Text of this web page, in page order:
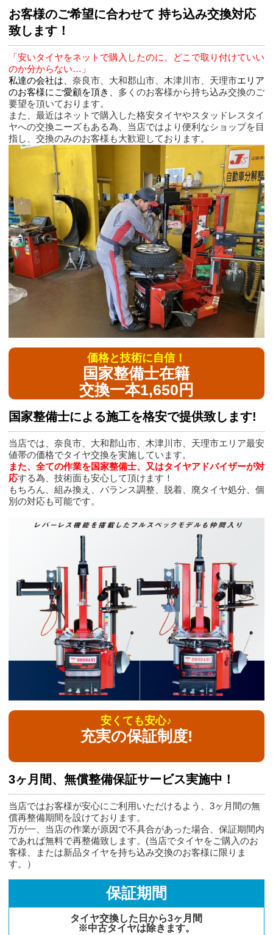
お客様のご希望に合わせて 持ち込み交換対応
致します！
「安いタイヤをネットで購入したのに、どこで取り付けていい
のか分からない…」
私達の会社は、 奈良市、大和郡山市、木津川市、天理市エリア
のお客様にご愛顧を頂き、 多くのお客様から持ち込み交換のご
要望を頂いております。
また、最近はネットで購入した格安タイヤやスタッドレスタイ
ヤへの交換ニーズもある為、当店ではより便利なショップを目
指し、交換のみのお客様も大歓迎しております。
価格と技術に自信！
国家整備士在籍
交換一本1,650円
国家整備士による施工を格安で提供致します!
当店では、奈良市、大和郡山市、木津川市、天理市エリア最安
値帯の価格でタイヤ交換を実施しています。
また、全ての作業を国家整備士、又はタイヤアドバイザーが対
応する為、技術面も安心して頂けます！
もちろん、組み換え、バランス調整、脱着、廃タイヤ処分、個
別の対応も可能です。
安くても安心♪
充実の保証制度!
3ヶ月間、無償整備保証サービス実施中！
当店ではお客様が安心にご利用いただけるよう、3ヶ月間の無
償再整備期間を設けております。
万が一、当店の作業が原因で不具合があった場合、保証期間内
であれば無料で再整備致します。(当店でタイヤをご購入のお
客様、または新品タイヤを持ち込み交換のお客様に限りま
す。）
保証期間
タイヤ交換した日から3ヶ月間
※中古タイヤは除きます。